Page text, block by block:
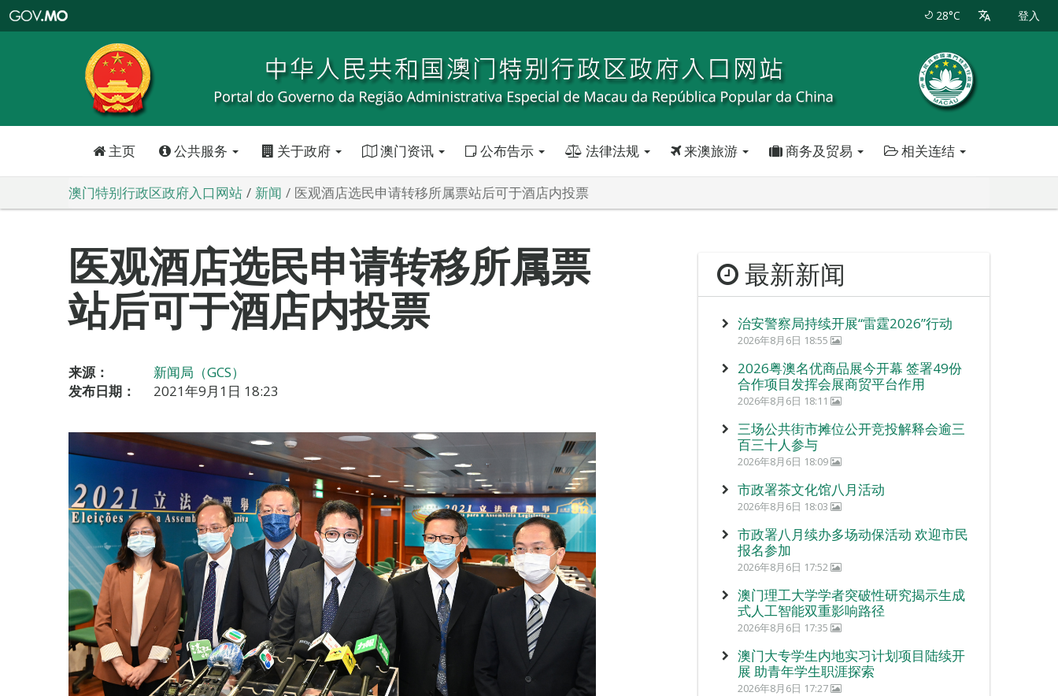
特
政
区
政
口
28°C 登入
主页 公共服务 关于政府 澳门资讯 公布告示 法律法规 来澳旅游 商务及贸易 相关连结
澳门特别行政区政府入口网站 新闻 医观酒店选民申请转移所属票站后可于酒店内投票
医观酒店选民申请转移所属票
站后可于酒店内投票
来源：
新闻局（GCS）
发布日期：
2021年9月1日 18:23
最新新闻
治安警察局持续开展“雷霆2026”行动
2026年8月6日 18:55
2026粤澳名优商品展今开幕 签署49份
合作项目发挥会展商贸平台作用
2026年8月6日 18:11
三场公共街市摊位公开竞投解释会逾三
百三十人参与
2026年8月6日 18:09
市政署茶文化馆八月活动
2026年8月6日 18:03
市政署八月续办多场动保活动 欢迎市民
报名参加
2026年8月6日 17:52
澳门理工大学学者突破性研究揭示生成
式人工智能双重影响路径
2026年8月6日 17:35
澳门大专学生内地实习计划项目陆续开
展 助青年学生职涯探索
2026年8月6日 17:27